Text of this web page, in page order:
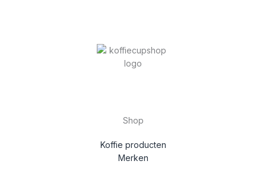
Shop
Koffie producten
Merken